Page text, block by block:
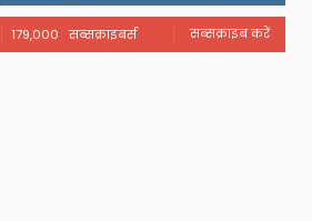
179,000 सब्सक्राइबर्स सब्सक्राइब करें